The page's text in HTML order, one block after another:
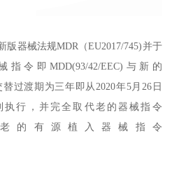
版器械法规MDR（EU2017/745)并于
令即MDD(93/42/EEC)与新的
过渡期为三年即从2020年5月26日
执行，并完全取代老的器械指令
老的有源植入器械指令